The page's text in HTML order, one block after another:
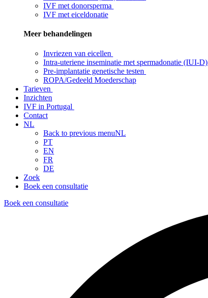
IVF met donorsperma
IVF met eiceldonatie
Meer behandelingen
Invriezen van eicellen
Intra-uteriene inseminatie met spermadonatie (IUI-D)
Pre-implantatie genetische testen
ROPA/Gedeeld Moederschap
Tarieven
Inzichten
IVF in Portugal
Contact
NL
Back to previous menuNL
PT
EN
FR
DE
Zoek
Boek een consultatie
Boek een consultatie